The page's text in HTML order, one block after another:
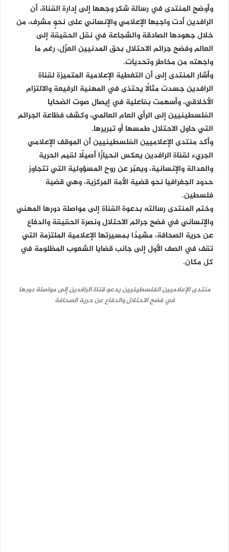
وأوضح المنتدى في رسالة شكر وجهها إلى إدارة القناة، أن
الرافدين أدت واجبها الإعلامي والإنساني على نحوٍ مشرف، من
خلال جهودها الصادقة والشجاعة في نقل الحقيقة إلى
العالم وفضح جرائم الاحتلال بحق المدنيين العزّل، رغم ما
واجهته من مخاطر وتحديات.
وأشار المنتدى إلى أن التغطية الإعلامية المتميزة لقناة
الرافدين جسدت مثالًا يحتذى في المهنية الرفيعة والالتزام
الأخلاقي، وأسهمت بفاعلية في إيصال صوت الضحايا
الفلسطينيين إلى الرأي العام العالمي، وكشف فظاعة الجرائم
التي حاول الاحتلال طمسها أو تبريرها.
وأكد منتدى الإعلاميين الفلسطينيين أن الموقف الإعلامي
الجريء لقناة الرافدين يعكس انحيازًا أصيلًا لقيم الحرية
والعدالة والإنسانية، ويعبّر عن روح المسؤولية التي تتجاوز
حدود الجغرافيا نحو قضية الأمة المركزية، وهي قضية
فلسطين.
وختم المنتدى رسالته بدعوة القناة إلى مواصلة دورها المهني
والإنساني في فضح جرائم الاحتلال ونصرة الحقيقة والدفاع
عن حرية الصحافة، مشيدًا بمسيرتها الإعلامية الملتزمة التي
تقف في الصف الأول إلى جانب قضايا الشعوب المظلومة في
كل مكان.
منتدى الإعلاميين الفلسطينيين يدعو قناة الرافدين إلى مواصلة دورها
في فضح الاحتلال والدفاع عن حرية الصحافة